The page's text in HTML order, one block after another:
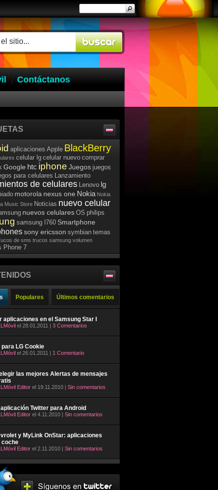
Contáctanos
aplicaciones Apple BlackBerry
celular lg celular nuevo comprar
Google htc iphone Juegos juegos
para celulares Lanzamiento
de celulares Lenovo lg
motorola nexus one Nokia Nokia
Music Store Noticias nuevo celular
nuevos celulares OS philips
samsung l760 Smartphone
sony ericsson symbian temas
de sms trucos samsung volumen
Phone 7
Populares Últimos comentarios
aplicaciones en el Samsung Star I
el 28.01.2011 | 3 Comentarios
para LG Cookie
el 26.01.2011 | 1 Comentario
las mejores Alertas de mensajes
Editor el 19.11.2010 | Sin comentarios
Twitter para Android
Editor el 4.11.2010 | Sin comentarios
y MyLink OnStar: aplicaciones
coche
Editor el 2.11.2010 | Sin comentarios